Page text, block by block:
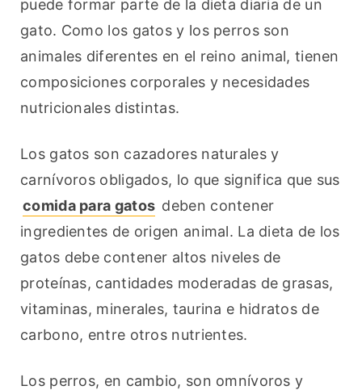
puede formar parte de la dieta diaria de un
gato. Como los gatos y los perros son
animales diferentes en el reino animal, tienen
composiciones corporales y necesidades
nutricionales distintas.
Los gatos son cazadores naturales y
comida para gatos deben contener
ingredientes de origen animal. La dieta de los
gatos debe contener altos niveles de
proteínas, cantidades moderadas de grasas,
vitaminas, minerales, taurina e hidratos de
carbono, entre otros nutrientes.
Los perros, en cambio, son omnívoros y